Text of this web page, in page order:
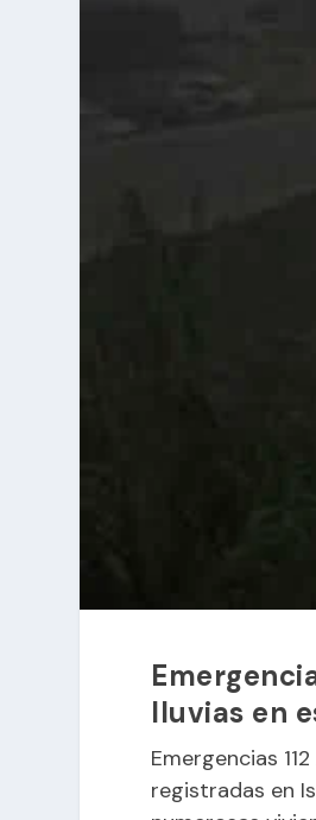
lluvias en
Emergencias
registradas en